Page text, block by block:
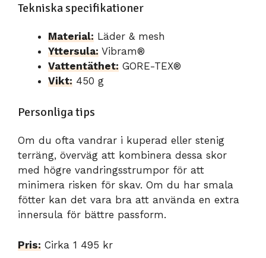
Tekniska specifikationer
Material: Läder & mesh
Yttersula: Vibram®
Vattentäthet: GORE-TEX®
Vikt: 450 g
Personliga tips
Om du ofta vandrar i kuperad eller stenig
terräng, överväg att kombinera dessa skor
med högre vandringsstrumpor för att
minimera risken för skav. Om du har smala
fötter kan det vara bra att använda en extra
innersula för bättre passform.
Pris: Cirka 1 495 kr